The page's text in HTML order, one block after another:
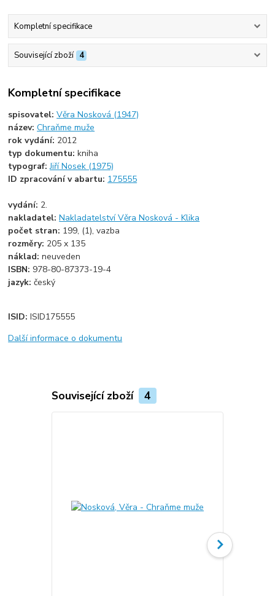
Kompletní specifikace
Související zboží 4
Kompletní specifikace
spisovatel:Věra Nosková (1947)
název:Chraňme muže
rok vydání: 2012
typ dokumentu:kniha
typograf:Jiří Nosek (1975)
ID zpracování v abartu: 175555
vydání: 2.
nakladatel:Nakladatelství Věra Nosková - Klika
počet stran: 199, (1), vazba
rozměry: 205 x 135
náklad:neuveden
ISBN: 978-80-87373-19-4
jazyk:český
ISID:ISID175555
Další informace o dokumentu
Související zboží 4